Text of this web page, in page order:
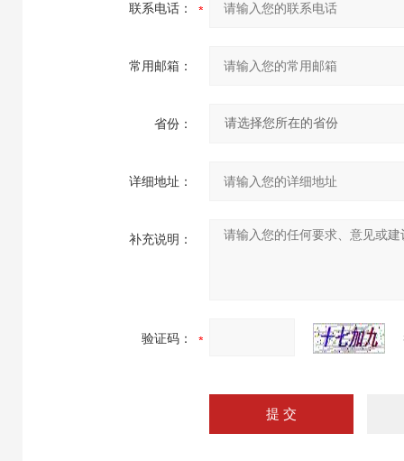
联系电话：
常用邮箱：
省份：
详细地址：
补充说明：
验证码：